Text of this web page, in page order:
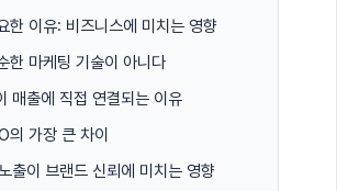
한 이유: 비즈니스에 미치는 영향
한 마케팅 기술이 아니다
매출에 직접 연결되는 이유
의 가장 큰 차이
출이 브랜드 신뢰에 미치는 영향